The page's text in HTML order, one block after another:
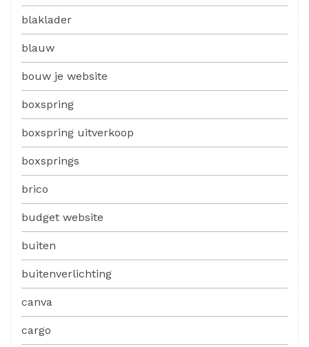
blaklader
blauw
bouw je website
boxspring
boxspring uitverkoop
boxsprings
brico
budget website
buiten
buitenverlichting
canva
cargo